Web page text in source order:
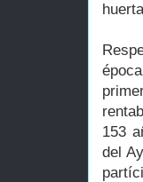
153
del